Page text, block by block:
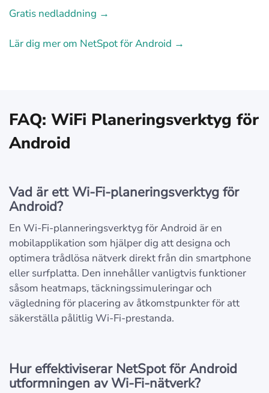
Gratis nedladdning →
Lär dig mer om NetSpot för Android →
FAQ: WiFi Planeringsverktyg för
Android
Vad är ett Wi-Fi-planeringsverktyg för
Android?
En Wi-Fi-planneringsverktyg för Android är en
mobilapplikation som hjälper dig att designa och
optimera trådlösa nätverk direkt från din smartphone
eller surfplatta. Den innehåller vanligtvis funktioner
såsom heatmaps, täckningssimuleringar och
vägledning för placering av åtkomstpunkter för att
säkerställa pålitlig Wi-Fi-prestanda.
Hur effektiviserar NetSpot för Android
utformningen av Wi-Fi-nätverk?